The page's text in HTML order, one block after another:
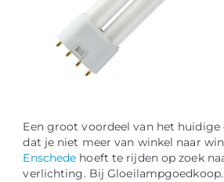
Een groot voordeel van het
dat je niet meer van winkel naar
Enschede hoeft te rijden op zoek
verlichting. Bij